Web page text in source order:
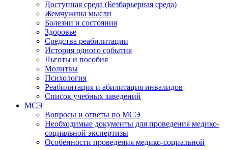
Доступная среда (Безбарьерная среда)
Жемчужина мысли
Болезни и состояния
Здоровье
Средства реабилитации
История одного события
Льготы и пособия
Молитвы
Психология
Реабилитация и абилитация инвалидов
Список учебных заведений
МСЭ
Вопросы и ответы по МСЭ
Необходимые документы для проведения медико-
социальной экспертизы
Особенности проведения медико-социальной